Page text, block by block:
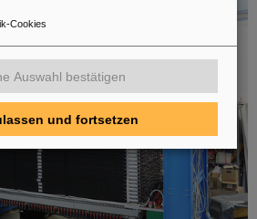
Cookies
Auswahl bestätigen
und fortsetzen